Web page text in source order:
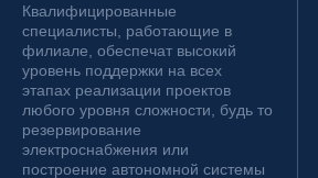
Квалифицированные
специалисты, работающие в
филиале, обеспечат высокий
уровень поддержки на всех
этапах реализации проектов
любого уровня сложности, будь то
резервирование
электроснабжения или
построение автономной системы